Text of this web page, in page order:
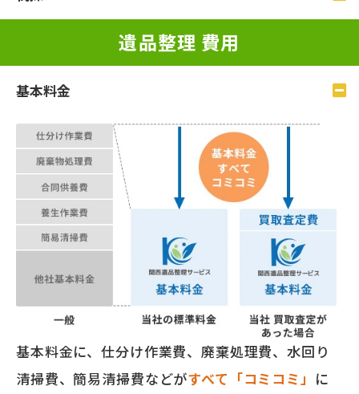
遺品整理 費⽤
基本料⾦
基本料金に、仕分け作業費、廃棄処理費、水回り
清掃費、簡易清掃費などがすべて「コミコミ」 に